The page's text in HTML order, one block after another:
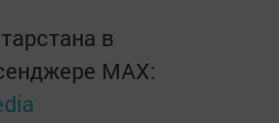
в
MАХ: